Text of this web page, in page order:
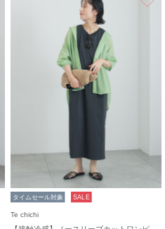
タイムセール対象 SALE
Te chichi